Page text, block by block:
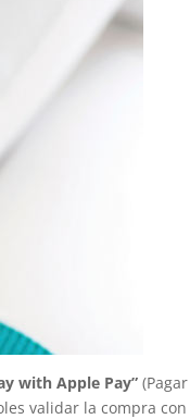
with Apple Pay” (Pagar
validar la compra con